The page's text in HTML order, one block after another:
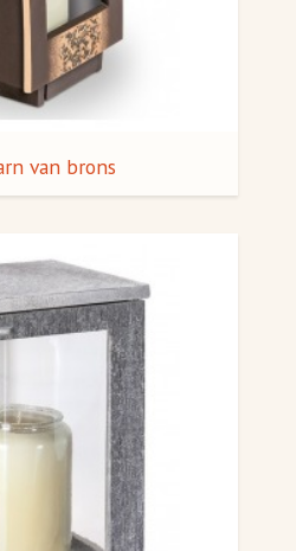
van brons